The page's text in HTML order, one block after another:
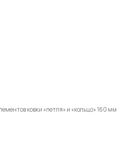
ковки «петля» и «кольцо» 160 мм